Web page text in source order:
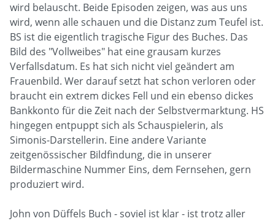
wird belauscht. Beide Episoden zeigen, was aus uns
wird, wenn alle schauen und die Distanz zum Teufel ist.
BS ist die eigentlich tragische Figur des Buches. Das
Bild des "Vollweibes" hat eine grausam kurzes
Verfallsdatum. Es hat sich nicht viel geändert am
Frauenbild. Wer darauf setzt hat schon verloren oder
braucht ein extrem dickes Fell und ein ebenso dickes
Bankkonto für die Zeit nach der Selbstvermarktung. HS
hingegen entpuppt sich als Schauspielerin, als
Simonis-Darstellerin. Eine andere Variante
zeitgenössischer Bildfindung, die in unserer
Bildermaschine Nummer Eins, dem Fernsehen, gern
produziert wird.
John von Düffels Buch - soviel ist klar - ist trotz aller